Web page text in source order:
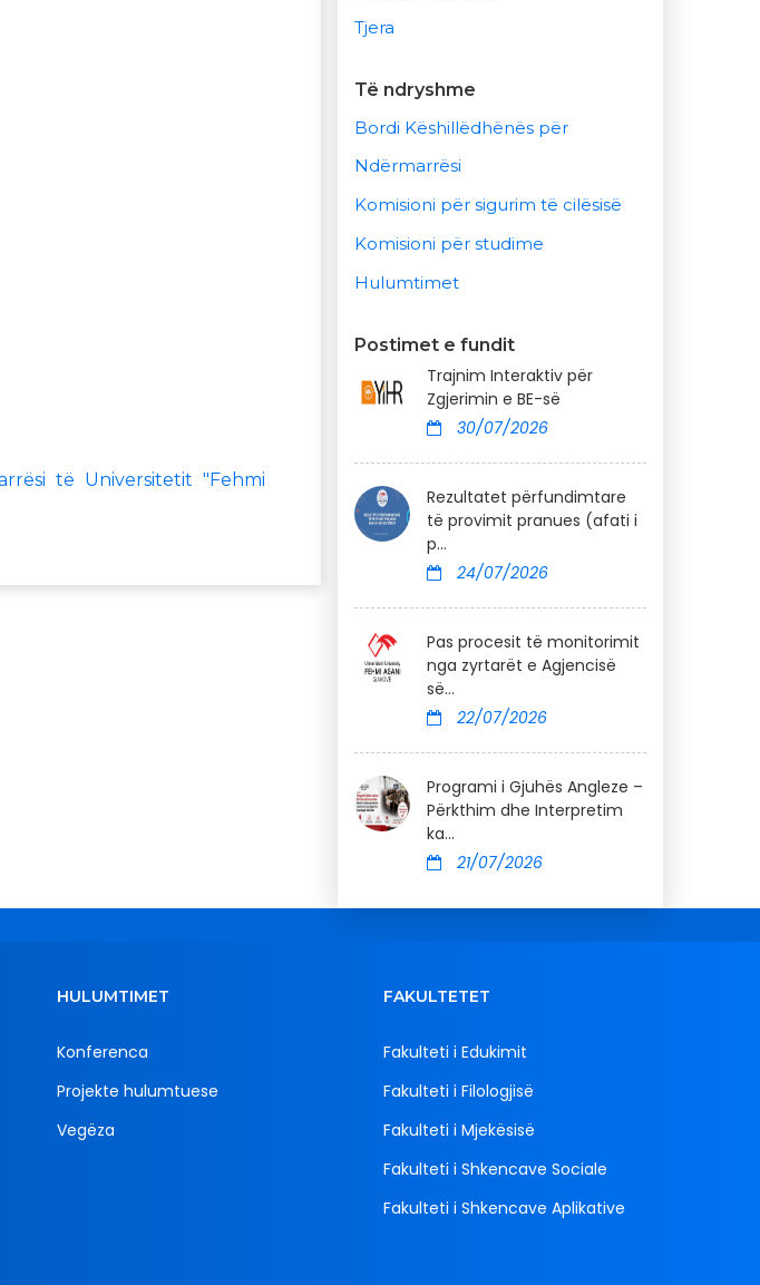
të Universitetit "Fehmi
Tjera
Të ndryshme
Bordi Këshillëdhënës për
Ndërmarrësi
Komisioni për sigurim të cilësisë
Komisioni për studime
Hulumtimet
Postimet e fundit
Trajnim Interaktiv për
Zgjerimin e BE-së
30/07/2026
Rezultatet përfundimtare
të provimit pranues (afati i
p...
24/07/2026
Pas procesit të monitorimit
nga zyrtarët e Agjencisë
së...
22/07/2026
Programi i Gjuhës Angleze –
Përkthim dhe Interpretim
ka...
21/07/2026
HULUMTIMET
Konferenca
Projekte hulumtuese
Vegëza
FAKULTETET
Fakulteti i Edukimit
Fakulteti i Filologjisë
Fakulteti i Mjekësisë
Fakulteti i Shkencave Sociale
Fakulteti i Shkencave Aplikative